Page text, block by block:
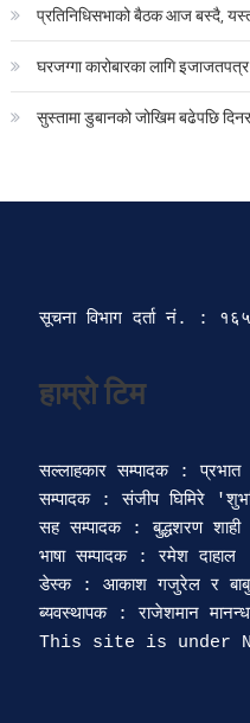
प्रतिनिधिसभाको बैठक आज बस्दै,
घरजग्गा कारोबारका लागि
सुस्तामा डुबानको जोखिम बढेपछि
सूचना विभाग दर्ता‍ नं. :
हाम्रो टिम
सल्लाहकार सम्पादक : प्रभात
सम्पादक : संजीप घिमिरे
सह सम्पादक : बुद्धशरण शाही
भाषा सम्पादक : रमेश दाहाल
डेस्क : आकाश गजुरेल र
ब्यवस्थापक : राजेशमान